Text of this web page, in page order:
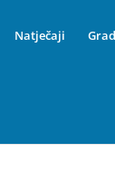
Natječaji